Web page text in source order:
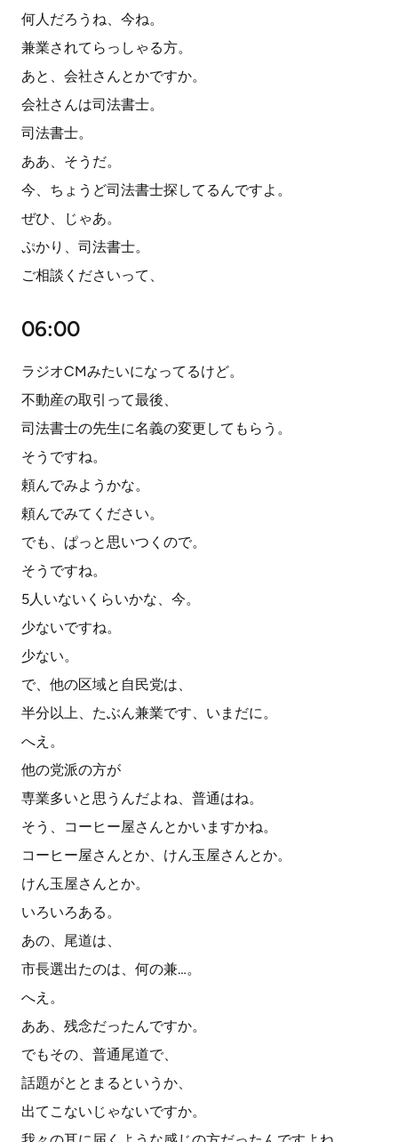
何人だろうね、今ね。
兼業されてらっしゃる方。
あと、会社さんとかですか。
会社さんは司法書士。
司法書士。
ああ、そうだ。
今、ちょうど司法書士探してるんですよ。
ぜひ、じゃあ。
ぷかり、司法書士。
ご相談くださいって、
06:00
ラジオCMみたいになってるけど。
不動産の取引って最後、
司法書士の先生に名義の変更してもらう。
そうですね。
頼んでみようかな。
頼んでみてください。
でも、ぱっと思いつくので。
そうですね。
5人いないくらいかな、今。
少ないですね。
少ない。
で、他の区域と自民党は、
半分以上、たぶん兼業です、いまだに。
へえ。
他の党派の方が
専業多いと思うんだよね、普通はね。
そう、コーヒー屋さんとかいますかね。
コーヒー屋さんとか、けん玉屋さんとか。
けん玉屋さんとか。
いろいろある。
あの、尾道は、
市長選出たのは、何の兼…。
へえ。
ああ、残念だったんですか。
でもその、普通尾道で、
話題がととまるというか、
出てこないじゃないですか。